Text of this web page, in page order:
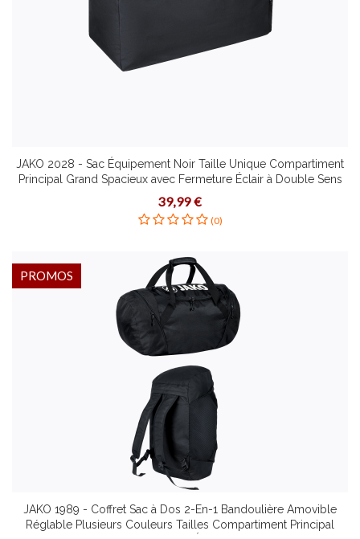
JAKO 2028 - Sac Équipement Noir Taille Unique Compartiment
Principal Grand Spacieux avec Fermeture Éclair à Double Sens
Bandoulière Amovible Réglable
39,99 €
(0)
JAKO 1989 - Coffret Sac à Dos 2-En-1 Bandoulière Amovible
Réglable Plusieurs Couleurs Tailles Compartiment Principal
PROMOS